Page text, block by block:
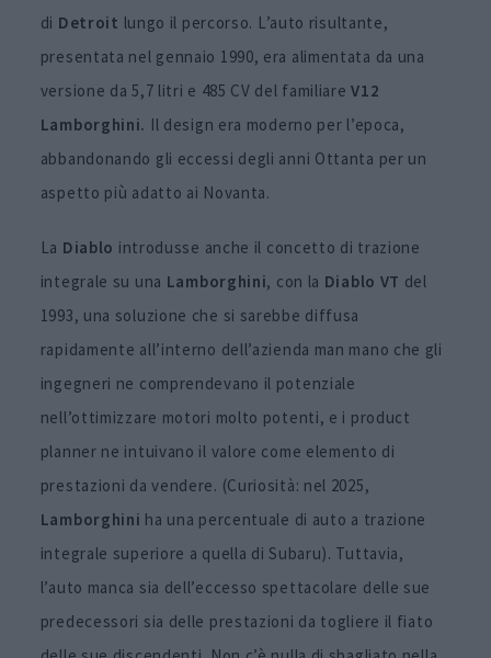
di Detroit lungo il percorso. L’auto risultante,
presentata nel gennaio 1990, era alimentata da una
versione da 5,7 litri e 485 CV del familiareV12
Lamborghini. Il design era moderno per l’epoca,
abbandonando gli eccessi degli anni Ottanta per un
aspetto più adatto ai Novanta.
La Diablo introdusse anche il concetto di trazione
integrale su una Lamborghini, con la Diablo VT del
1993, una soluzione che si sarebbe diffusa
rapidamente all’interno dell’azienda man mano che gli
ingegneri ne comprendevano il potenziale
nell’ottimizzare motori molto potenti, e i product
planner ne intuivano il valore come elemento di
prestazioni da vendere. (Curiosità: nel 2025,
Lamborghini ha una percentuale di auto a trazione
integrale superiore a quella di Subaru). Tuttavia,
l’auto manca sia dell’eccesso spettacolare delle sue
predecessori sia delle prestazioni da togliere il fiato